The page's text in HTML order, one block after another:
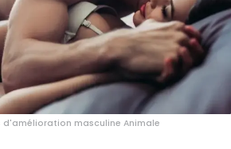
d'amélioration masculine Animale